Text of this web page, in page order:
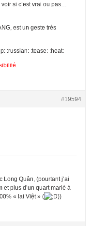
si c’est vrai ou pas…
est un geste très
:russian: :tease: :heat:
#19594
Long Quân, (pourtant j’ai
et plus d’un quart marié à
« lai Việt » (
))